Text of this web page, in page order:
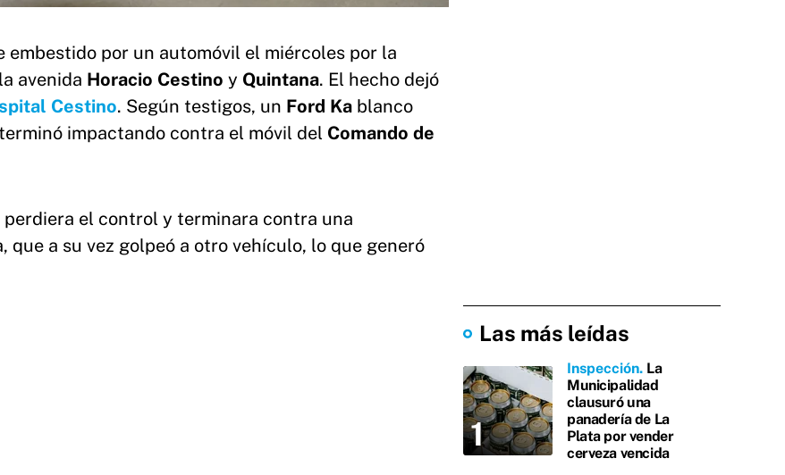
embestido por un automóvil el miércoles por la
avenida Horacio Cestino y Quintana. El hecho dejó
Cestino. Según testigos, un Ford Ka blanco
impactando contra el móvil del Comando de
el control y terminara contra una
que a su vez golpeó a otro vehículo, lo que generó
Las más leídas
Inspección La
Municipalidad
clausuró una
panadería de La
Plata por vender
cerveza vencida